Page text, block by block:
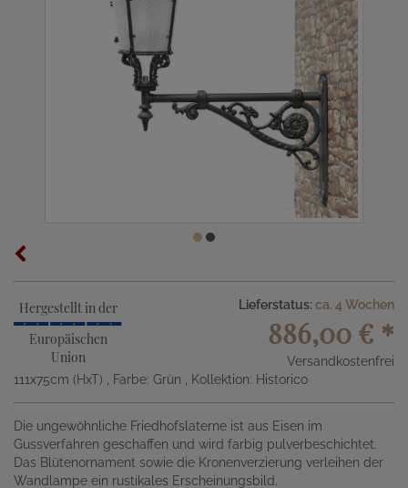
Hergestellt in der
Europäischen
Union
Lieferstatus: ca. 4 Wochen
886,00 € *
Versandkostenfrei
111x75cm (HxT)
, Farbe: Grün , Kollektion: Historico
Die ungewöhnliche Friedhofslaterne ist aus Eisen im
Gussverfahren geschaffen und wird farbig pulverbeschichtet.
Das Blütenornament sowie die Kronenverzierung verleihen der
Wandlampe ein rustikales Erscheinungsbild.